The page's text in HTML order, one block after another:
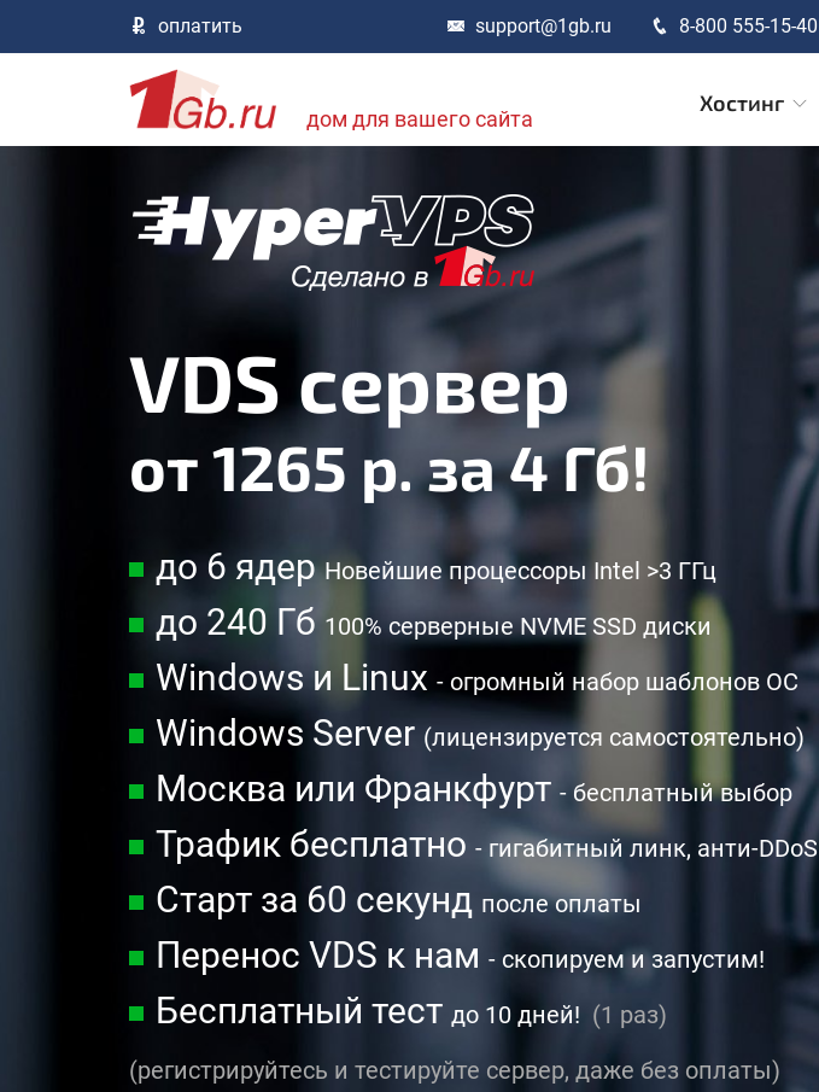
оплатить support@1gb.ru 8-800 555-15-40
дом для вашего сайта
Хостинг
VDS сервер
от 1265 р. за 4 Гб!
до 6 ядерНовейшие процессоры Intel >3 ГГц
до 240 Гб 100% серверные NVME SSD диски
Windows и Linux - огромный набор шаблонов ОС
Windows Server (лицензируется самостоятельно)
Москва или Франкфурт - бесплатный выбор
Трафик бесплатно - гигабитный линк, анти-DDoS
Старт за 60 секунд после оплаты
Перенос VDS к нам - скопируем и запустим!
Бесплатный тест до 10 дней! (1 раз)
(регистрируйтесь и тестируйте сервер, даже без оплаты)